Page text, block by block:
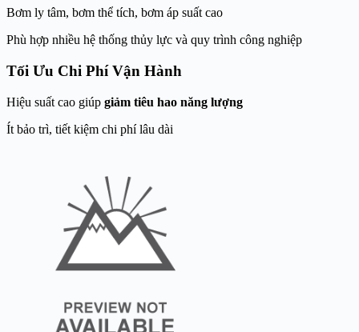
Bơm ly tâm, bơm thể tích, bơm áp suất cao
Phù hợp nhiều hệ thống thủy lực và quy trình công nghiệp
Tối Ưu Chi Phí Vận Hành
Hiệu suất cao giúp giảm tiêu hao năng lượng
Ít bảo trì, tiết kiệm chi phí lâu dài